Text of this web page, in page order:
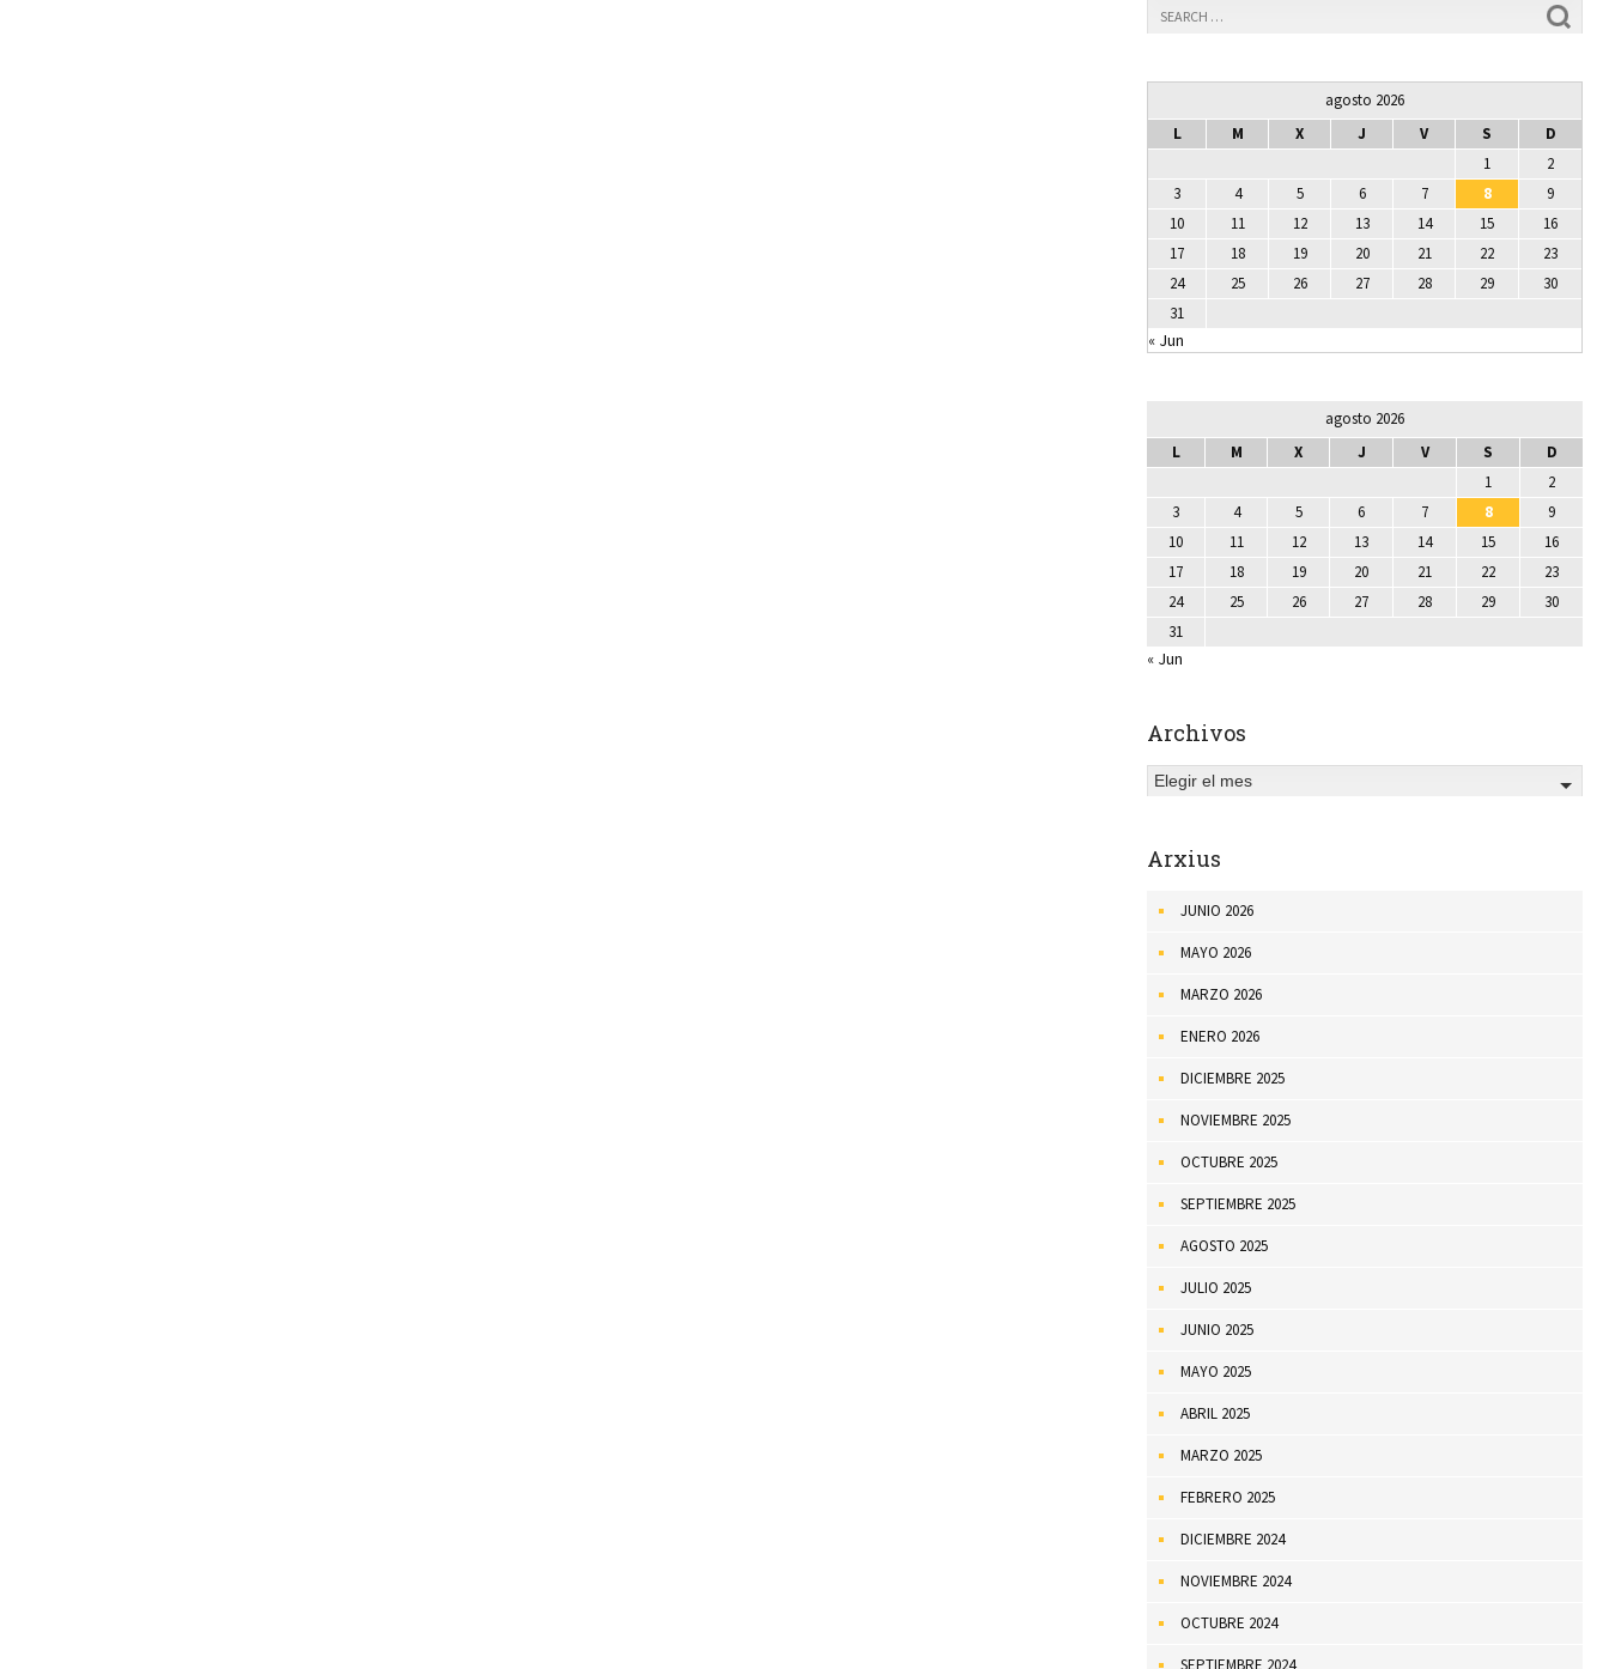
agosto 2026
L
M X J V S
D
1
2
3
4 5 6 7 8
9
10
11 12 13 14 15
16
17
18 19 20 21 22
23
24
25 26 27 28 29
30
31
« Jun
agosto 2026
L
M X J V S
D
1
2
3
4 5 6 7 8
9
10
11 12 13 14 15
16
17
18 19 20 21 22
23
24
25 26 27 28 29
30
31
« Jun
Archivos
Elegir el mes
Arxius
JUNIO 2026
MAYO 2026
MARZO 2026
ENERO 2026
DICIEMBRE 2025
NOVIEMBRE 2025
OCTUBRE 2025
SEPTIEMBRE 2025
AGOSTO 2025
JULIO 2025
JUNIO 2025
MAYO 2025
ABRIL 2025
MARZO 2025
FEBRERO 2025
DICIEMBRE 2024
NOVIEMBRE 2024
OCTUBRE 2024
SEPTIEMBRE 2024